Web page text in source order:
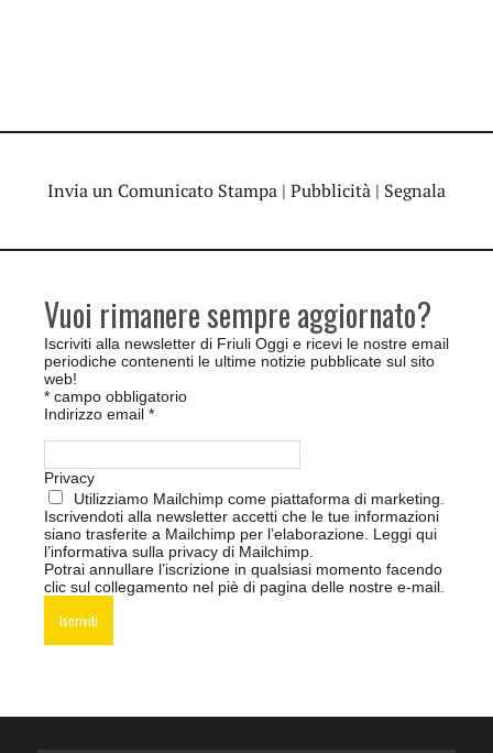
Invia un Comunicato Stampa | Pubblicità | Segnala
Vuoi rimanere sempre aggiornato?
Iscriviti alla newsletter di Friuli Oggi e ricevi le nostre email
periodiche contenenti le ultime notizie pubblicate sul sito
web!
* campo obbligatorio
Indirizzo email *
Privacy
Utilizziamo Mailchimp come piattaforma di marketing.
Iscrivendoti alla newsletter accetti che le tue informazioni
siano trasferite a Mailchimp per l’elaborazione. Leggi qui
l’informativa sulla privacy di Mailchimp
Potrai annullare l’iscrizione in qualsiasi momento facendo
clic sul collegamento nel piè di pagina delle nostre e-mail.